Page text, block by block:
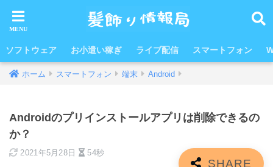
ソフトウェア お小遣い稼ぎ ライブ配信 スマートフォン
ホーム スマートフォン 端末 Android
Androidのプリインストールアプリは削除できるの
か？
2021年5月28日 54秒